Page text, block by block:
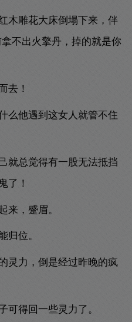
木雕花大床倒塌下来，伴
不出火擎丹，掉的就是你
去！
么他遇到这女人就管不住
就总觉得有一股无法抵挡
了！
来，蹙眉。
归位。
灵力，倒是经过昨晚的疯
可得回一些灵力了。